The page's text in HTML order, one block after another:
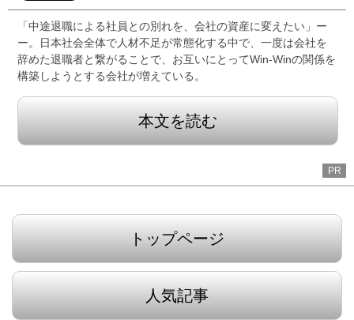
「中途退職による社員との別れを、会社の資産に変えたい」ー
ー。日本社会全体で人材不足が常態化する中で、一度は会社を
辞めた退職者と繋がることで、お互いにとってWin-Winの関係を
構築しようとする会社が増えている。
本文を読む
PR
トップページ
人気記事